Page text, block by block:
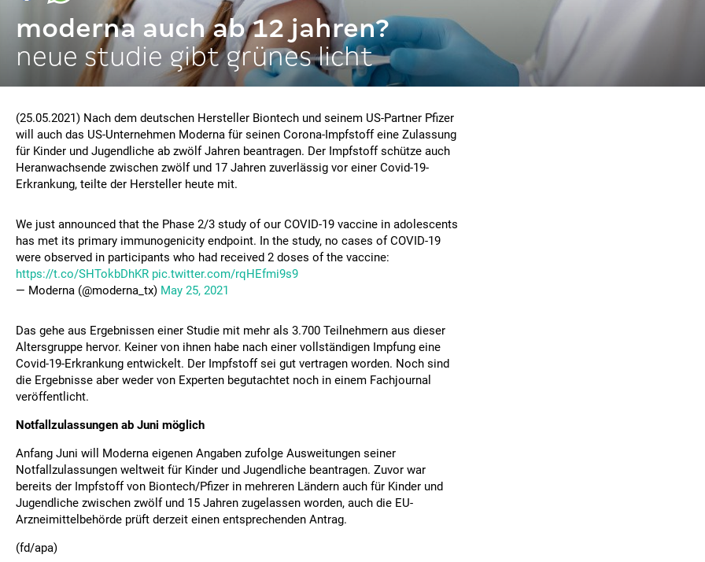
moderna auch ab 12 jahren?
neue studie gibt grünes licht
(25.05.2021) Nach dem deutschen Hersteller Biontech und seinem US-Partner Pfizer
will auch das US-Unternehmen Moderna für seinen Corona-Impfstoff eine Zulassung
für Kinder und Jugendliche ab zwölf Jahren beantragen. Der Impfstoff schütze auch
Heranwachsende zwischen zwölf und 17 Jahren zuverlässig vor einer Covid-19-
Erkrankung, teilte der Hersteller heute mit.
We just announced that the Phase 2/3 study of our COVID-19 vaccine in adolescents
has met its primary immunogenicity endpoint. In the study, no cases of COVID-19
were observed in participants who had received 2 doses of the vaccine:
https://t.co/SHTokbDhKR pic.twitter.com/rqHEfmi9s9
— Moderna (@moderna_tx) May 25, 2021
Das gehe aus Ergebnissen einer Studie mit mehr als 3.700 Teilnehmern aus dieser
Altersgruppe hervor. Keiner von ihnen habe nach einer vollständigen Impfung eine
Covid-19-Erkrankung entwickelt. Der Impfstoff sei gut vertragen worden. Noch sind
die Ergebnisse aber weder von Experten begutachtet noch in einem Fachjournal
veröffentlicht.
Notfallzulassungen ab Juni möglich
Anfang Juni will Moderna eigenen Angaben zufolge Ausweitungen seiner
Notfallzulassungen weltweit für Kinder und Jugendliche beantragen. Zuvor war
bereits der Impfstoff von Biontech/Pfizer in mehreren Ländern auch für Kinder und
Jugendliche zwischen zwölf und 15 Jahren zugelassen worden, auch die EU-
Arzneimittelbehörde prüft derzeit einen entsprechenden Antrag.
(fd/apa)